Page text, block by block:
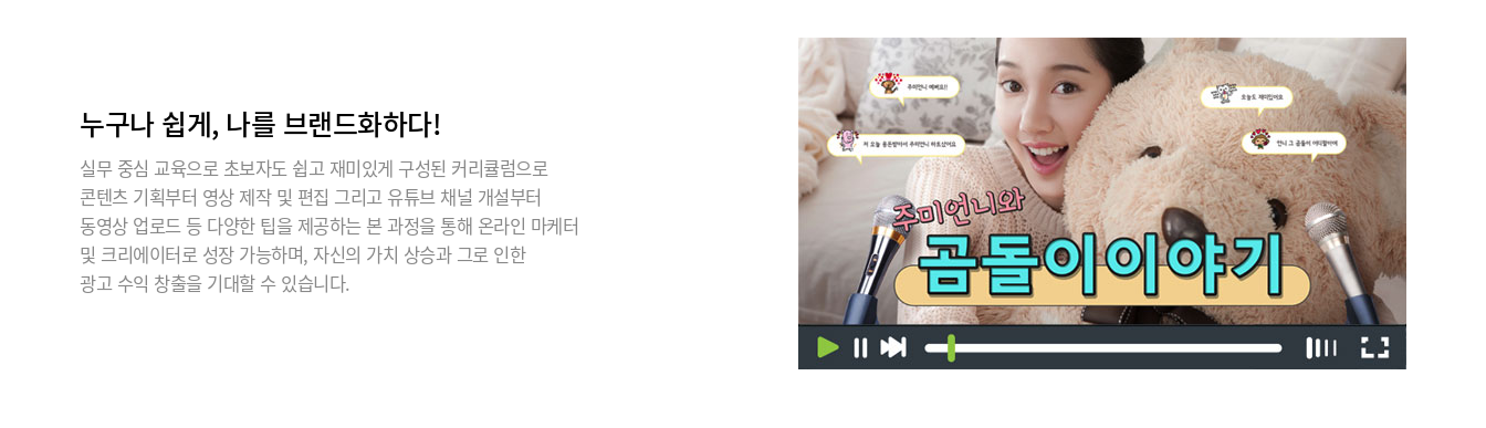
누구나 쉽게, 나를 브랜드화하다!
실무 중심 교육으로 초보자도 쉽고 재미있게 구성된 커리큘럼으로
콘텐츠 기획부터 영상 제작 및 편집 그리고 유튜브 채널 개설부터
동영상 업로드 등 다양한 팁을 제공하는 본 과정을 통해 온라인 마케터
및 크리에이터로 성장 가능하며, 자신의 가치 상승과 그로 인한
광고 수익 창출을 기대할 수 있습니다.